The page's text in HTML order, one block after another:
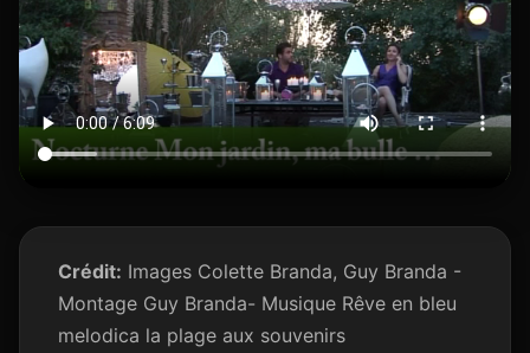
Crédit: Images Colette Branda, Guy Branda -
Montage Guy Branda- Musique Rêve en bleu
melodica la plage aux souvenirs